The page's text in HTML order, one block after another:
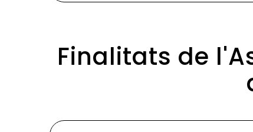
Finalitats de